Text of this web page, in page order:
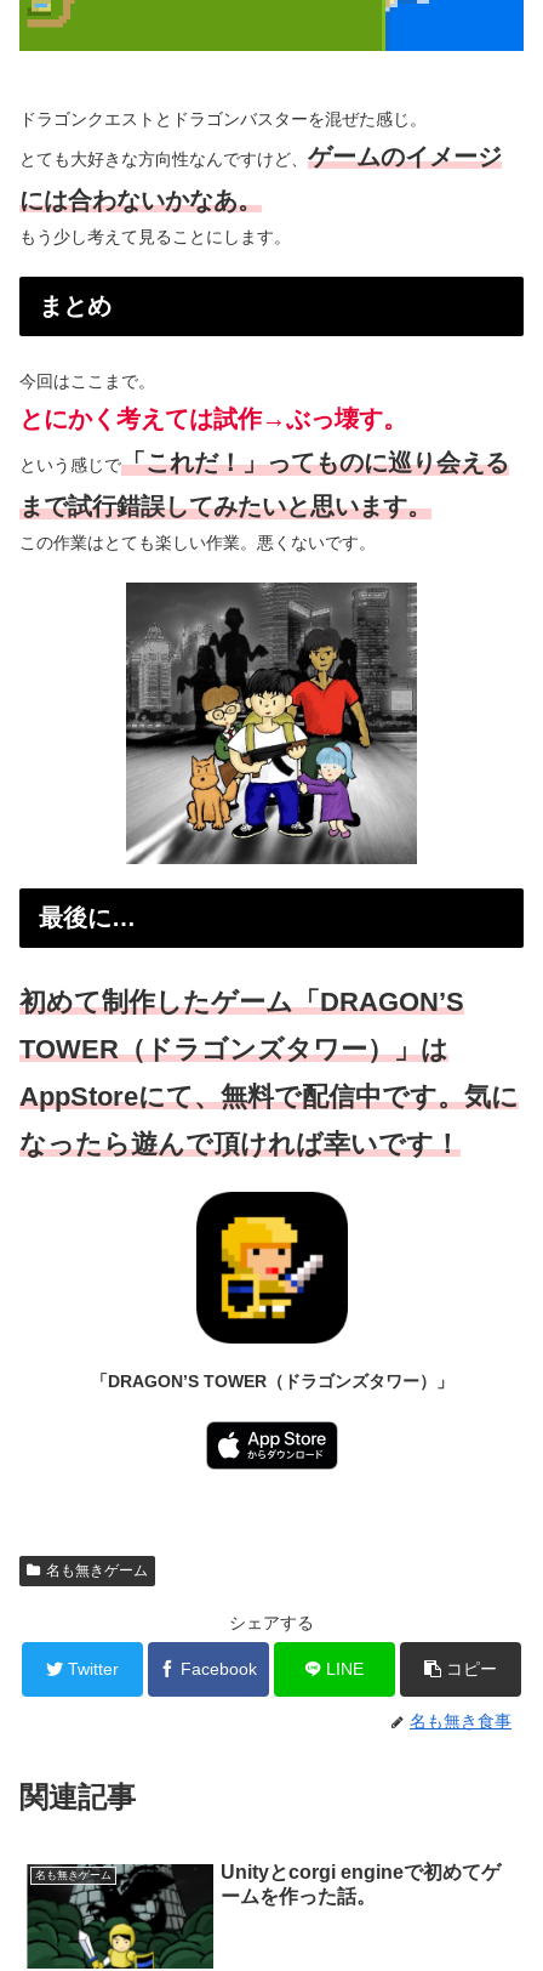
ドラゴンクエストとドラゴンバスターを混ぜた感じ。
とても大好きな方向性なんですけど、 ゲームのイメージ
には合わないかなあ。
もう少し考えて見ることにします。
まとめ
今回はここまで。
とにかく考えては試作→ぶっ壊す。
という感じで「これだ！」ってものに巡り会える
まで試行錯誤してみたいと思います。
この作業はとても楽しい作業。悪くないです。
最後に…
初めて制作したゲーム「DRAGON’S
TOWER（ドラゴンズタワー）」は
AppStoreにて、無料で配信中です。気に
なったら遊んで頂ければ幸いです！
「DRAGON’S TOWER（ドラゴンズタワー）」
名も無きゲーム
シェアする
Twitter Facebook LINE コピー
名も無き食事
関連記事
名も無きゲーム
Unityとcorgi engineで初めてゲ
ームを作った話。